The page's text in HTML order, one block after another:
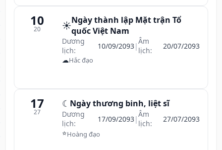
10
20 ☀️Ngày thành lập Mặt trận Tổ
quốc Việt Nam
Dương
lịch:
10/09/2093|Âm
lịch:
20/07/2093
☁Hắc đạo
17
27
☾ Ngày thương binh, liệt sĩ
Dương
lịch:
17/09/2093|Âm
lịch:
27/07/2093
⭐Hoàng đạo